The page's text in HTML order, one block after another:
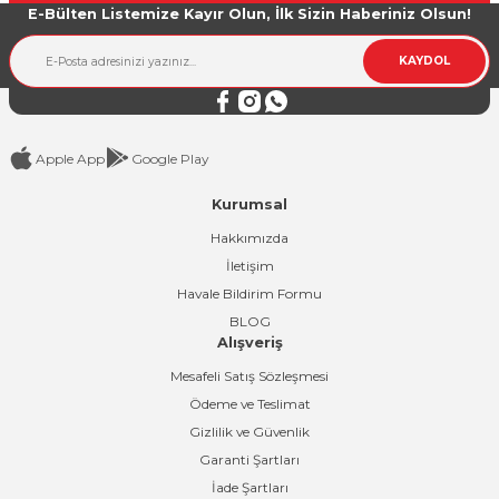
Ürün bilgilerinde hatalar bulunuyor.
E-Bülten Listemize Kayır Olun, İlk Sizin Haberiniz Olsun!
KAYDOL
Apple App Google Play
Kurumsal
Hakkımızda
İletişim
Havale Bildirim Formu
BLOG
Alışveriş
Mesafeli Satış Sözleşmesi
Ödeme ve Teslimat
Gizlilik ve Güvenlik
Garanti Şartları
İade Şartları